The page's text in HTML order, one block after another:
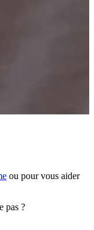
ou pour vous aider
pas ?